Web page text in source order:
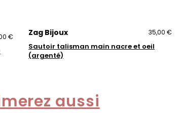
€ Zag Bijoux 35,00 €
Sautoir talisman main nacre et oeil
(argenté)
aussi